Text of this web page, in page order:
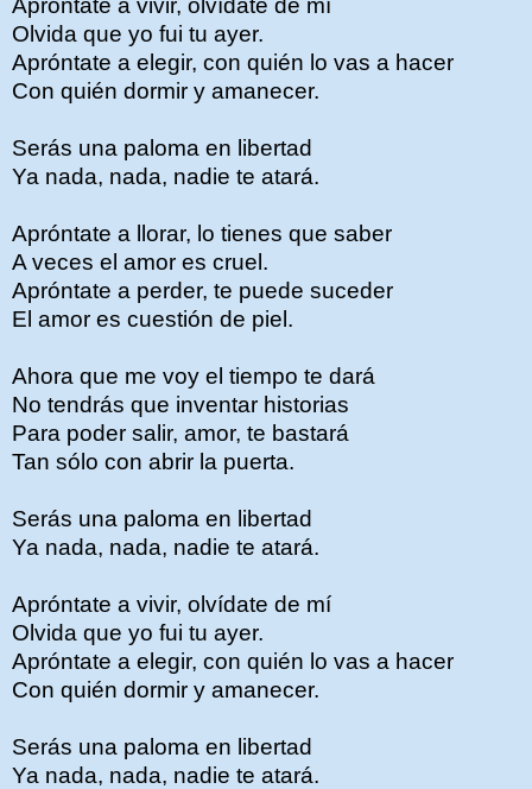
Apróntate a vivir, olvídate de mí
Olvida que yo fui tu ayer.
Apróntate a elegir, con quién lo vas a hacer
Con quién dormir y amanecer.
Serás una paloma en libertad
Ya nada, nada, nadie te atará.
Apróntate a llorar, lo tienes que saber
A veces el amor es cruel.
Apróntate a perder, te puede suceder
El amor es cuestión de piel.
Ahora que me voy el tiempo te dará
No tendrás que inventar historias
Para poder salir, amor, te bastará
Tan sólo con abrir la puerta.
Serás una paloma en libertad
Ya nada, nada, nadie te atará.
Apróntate a vivir, olvídate de mí
Olvida que yo fui tu ayer.
Apróntate a elegir, con quién lo vas a hacer
Con quién dormir y amanecer.
Serás una paloma en libertad
Ya nada, nada, nadie te atará.